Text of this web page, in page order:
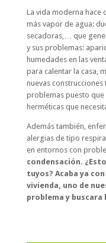
La vida moderna hace
más vapor de agua:
secadoras,… que
y sus problemas:
humedades en las
para calentar la casa,
nuevas
problemas puesto que
herméticas que
Además también,
alergias de tipo
en entornos con
condensación.
tuyos? Acaba ya
vivienda, uno de
problema y